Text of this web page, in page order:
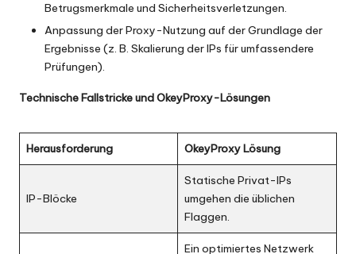
Betrugsmerkmale und Sicherheitsverletzungen.
Anpassung der Proxy-Nutzung auf der Grundlage der
Ergebnisse (z. B. Skalierung der IPs für umfassendere
Prüfungen).
Technische Fallstricke und OkeyProxy-Lösungen
Herausforderung OkeyProxy Lösung
IP-Blöcke
Statische Privat-IPs
umgehen die üblichen
Flaggen.
Ein optimiertes Netzwerk